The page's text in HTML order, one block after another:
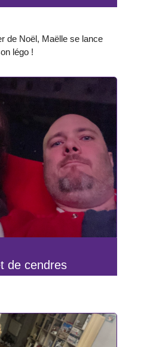
de Noël, Maëlle se lance
légo !
de cendres